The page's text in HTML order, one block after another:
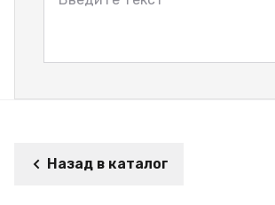
Назад в каталог